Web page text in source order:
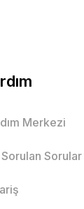
Merkezi
Sorulan Sorular